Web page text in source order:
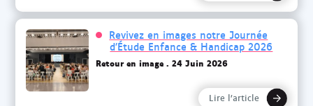
Revivez en images notre Journée
d’Étude Enfance & Handicap 2026
Retour en image 24 Juin 2026
Lire l’article